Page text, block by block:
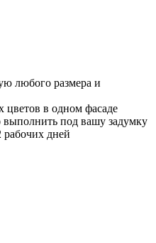
любого размера и
цветов в одном фасаде
под вашу задумку
рабочих дней